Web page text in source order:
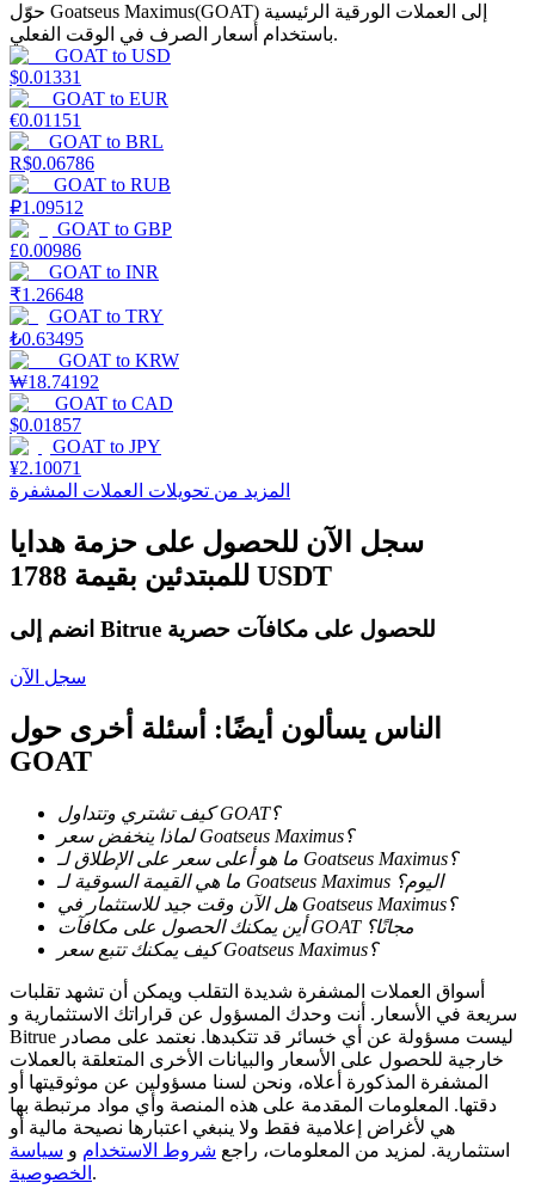
التوقيع المساحي
عوائد عالية والوصول الفوري
Launchpool
الرهان المرن لكسب العملات الرقمية الشهيرة
استثمارات حصرية لحاملي BTR
القروض
خدمة الاقتراض المدعومة بالعملات المشفرة
حوّل Goatseus Maximus(GOAT) إلى العملات الورقية الرئيسية
باستخدام أسعار الصرف في الوقت الفعلي.
GOAT to USD
$0.01331
GOAT to EUR
€0.01151
GOAT to BRL
R$0.06786
GOAT to RUB
₽1.09512
GOAT to GBP
£0.00986
GOAT to INR
₹1.26648
GOAT to TRY
₺0.63495
GOAT to KRW
₩18.74192
GOAT to CAD
$0.01857
GOAT to JPY
¥2.10071
المزيد من تحويلات العملات المشفرة
سجل الآن للحصول على حزمة هدايا
للمبتدئين بقيمة 1788 USDT
انضم إلى Bitrue للحصول على مكافآت حصرية
سجل الآن
الناس يسألون أيضًا: أسئلة أخرى حول
GOAT
كيف تشتري وتتداول GOAT؟
لماذا ينخفض سعر Goatseus Maximus؟
ما هو أعلى سعر على الإطلاق لـ Goatseus Maximus؟
ما هي القيمة السوقية لـ Goatseus Maximus اليوم؟
هل الآن وقت جيد للاستثمار في Goatseus Maximus؟
أين يمكنك الحصول على مكافآت GOAT مجانًا؟
كيف يمكنك تتبع سعر Goatseus Maximus؟
أسواق العملات المشفرة شديدة التقلب ويمكن أن تشهد تقلبات
سريعة في الأسعار. أنت وحدك المسؤول عن قراراتك الاستثمارية و
Bitrue ليست مسؤولة عن أي خسائر قد تتكبدها. نعتمد على مصادر
خارجية للحصول على الأسعار والبيانات الأخرى المتعلقة بالعملات
المشفرة المذكورة أعلاه، ونحن لسنا مسؤولين عن موثوقيتها أو
دقتها. المعلومات المقدمة على هذه المنصة وأي مواد مرتبطة بها
هي لأغراض إعلامية فقط ولا ينبغي اعتبارها نصيحة مالية أو
استثمارية. لمزيد من المعلومات، راجع شروط الاستخدام و سياسة
الخصوصية .